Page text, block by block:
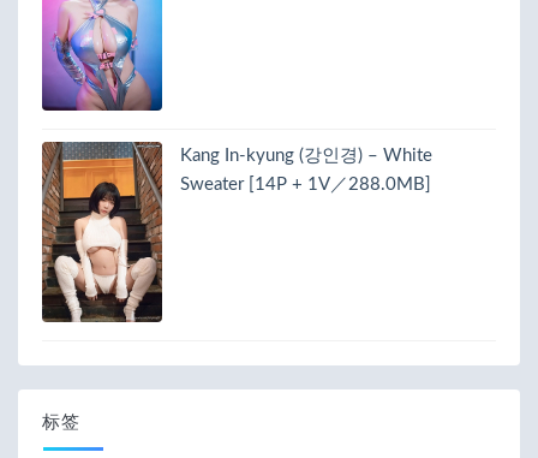
Kang In-kyung (강인경) – White
Sweater [14P + 1V／288.0MB]
标签